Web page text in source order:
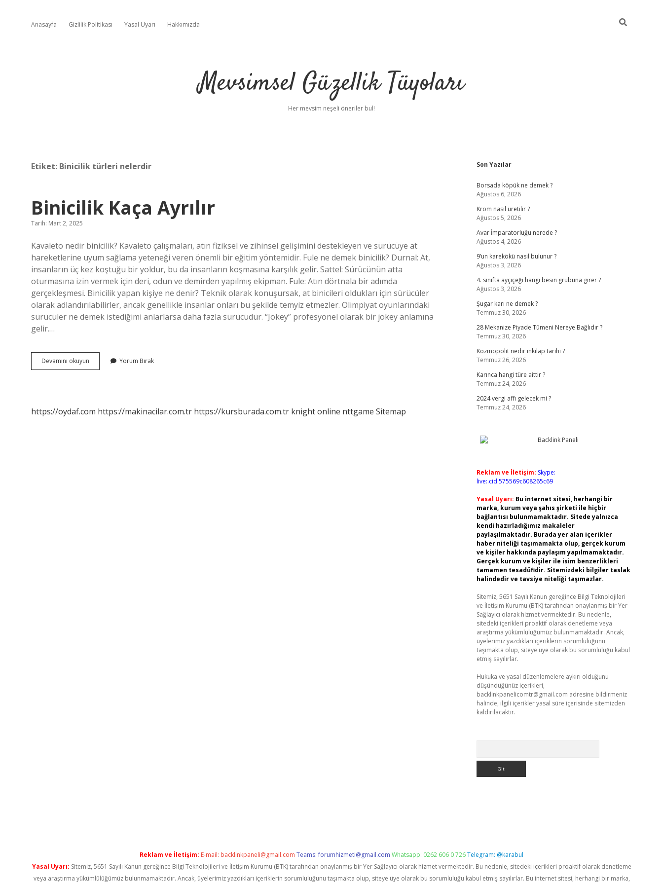
Anasayfa Gizlilik Politikası Yasal Uyarı Hakkımızda
Mevsimsel Güzellik Tüyoları
Her mevsim neşeli öneriler bul!
Etiket: Binicilik türleri nelerdir
Binicilik Kaça Ayrılır
Tarih: Mart 2, 2025
Kavaleto nedir binicilik? Kavaleto çalışmaları, atın fiziksel ve zihinsel gelişimini destekleyen ve sürücüye at
hareketlerine uyum sağlama yeteneği veren önemli bir eğitim yöntemidir. Fule ne demek binicilik? Durnal: At,
insanların üç kez koştuğu bir yoldur, bu da insanların koşmasına karşılık gelir. Sattel: Sürücünün atta
oturmasına izin vermek için deri, odun ve demirden yapılmış ekipman. Fule: Atın dörtnala bir adımda
gerçekleşmesi. Binicilik yapan kişiye ne denir? Teknik olarak konuşursak, at binicileri oldukları için sürücüler
olarak adlandırılabilirler, ancak genellikle insanlar onları bu şekilde temyiz etmezler. Olimpiyat oyunlarındaki
sürücüler ne demek istediğimi anlarlarsa daha fazla sürücüdür. “Jokey” profesyonel olarak bir jokey anlamına
gelir.…
Devamını okuyun
Kaça
Yorum Bırak
https://oydaf.com https://makinacilar.com.tr https://kursburada.com.tr knight online nttgame Sitemap
Sidebar
Son Yazılar
Borsada köpük ne demek ?
Ağustos 6, 2026
Krom nasıl üretilir ?
Ağustos 5, 2026
Avar İmparatorluğu nerede ?
Ağustos 4, 2026
9’un karekökü nasıl bulunur ?
Ağustos 3, 2026
4. sınıfta ayçiçeği hangi besin grubuna girer ?
Ağustos 3, 2026
Şugar karı ne demek ?
Temmuz 30, 2026
28 Mekanize Piyade Tümeni Nereye Bağlıdır ?
Temmuz 30, 2026
Kozmopolit nedir inkılap tarihi ?
Temmuz 26, 2026
Karınca hangi türe aittir ?
Temmuz 24, 2026
2024 vergi affı gelecek mi ?
Temmuz 24, 2026
Reklam ve İletişim: Skype:
live:.cid.575569c608265c69
Yasal Uyarı: Bu internet sitesi, herhangi bir
marka, kurum veya şahıs şirketi ile hiçbir
bağlantısı bulunmamaktadır. Sitede yalnızca
kendi hazırladığımız makaleler
paylaşılmaktadır. Burada yer alan içerikler
haber niteliği taşımamakta olup, gerçek kurum
ve kişiler hakkında paylaşım yapılmamaktadır.
Gerçek kurum ve kişiler ile isim benzerlikleri
tamamen tesadüfidir. Sitemizdeki bilgiler taslak
halindedir ve tavsiye niteliği taşımazlar.
Sitemiz, 5651 Sayılı Kanun gereğince Bilgi Teknolojileri
ve İletişim Kurumu (BTK) tarafından onaylanmış bir Yer
Sağlayıcı olarak hizmet vermektedir. Bu nedenle,
sitedeki içerikleri proaktif olarak denetleme veya
araştırma yükümlülüğümüz bulunmamaktadır. Ancak,
üyelerimiz yazdıkları içeriklerin sorumluluğunu
taşımakta olup, siteye üye olarak bu sorumluluğu kabul
etmiş sayılırlar.
Hukuka ve yasal düzenlemelere aykırı olduğunu
düşündüğünüz içerikleri,
backlinkpanelicomtr@gmail.com adresine bildirmeniz
halinde, ilgili içerikler yasal süre içerisinde sitemizden
kaldırılacaktır.
hiltonbet giriş
Reklam ve İletişim: E-mail: backlinkpaneli@gmail.com Teams:forumhizmeti@gmail.com Whatsapp: 0262 606 0 726Telegram: @karabul
Yasal Uyarı: Sitemiz, 5651 Sayılı Kanun gereğince Bilgi Teknolojileri ve İletişim Kurumu (BTK) tarafından onaylanmış bir Yer Sağlayıcı olarak hizmet vermektedir. Bu nedenle, sitedeki içerikleri proaktif olarak denetleme
veya araştırma yükümlülüğümüz bulunmamaktadır. Ancak, üyelerimiz yazdıkları içeriklerin sorumluluğunu taşımakta olup, siteye üye olarak bu sorumluluğu kabul etmiş sayılırlar. Bu internet sitesi, herhangi bir marka,